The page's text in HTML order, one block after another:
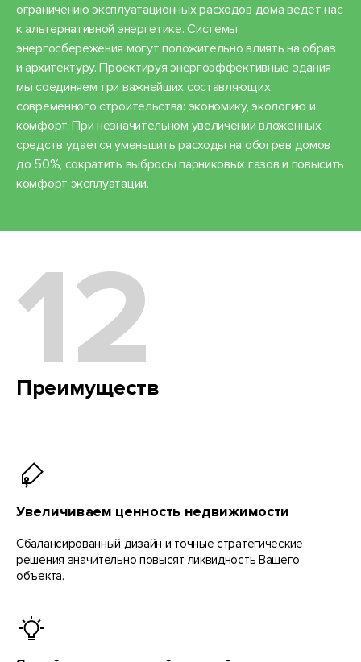
ограничению эксплуатационных расходов дома ведет нас
к альтернативной энергетике. Системы
энергосбережения могут положительно влиять на образ
и архитектуру. Проектируя энергоэффективные здания
мы соединяем три важнейших составляющих
современного строительства: экономику, экологию и
комфорт. При незначительном увеличении вложенных
средств удается уменьшить расходы на обогрев домов
до 50%, сократить выбросы парниковых газов и повысить
комфорт эксплуатации.
12
Преимуществ
Увеличиваем ценность недвижимости
Сбалансированный дизайн и точные стратегические
решения значительно повысят ликвидность Вашего
объекта.